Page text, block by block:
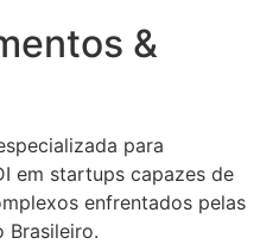
&
para
em startups capazes de
enfrentados pelas
Brasileiro.